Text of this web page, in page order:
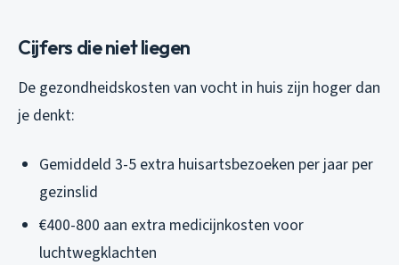
Cijfers die niet liegen
De gezondheidskosten van vocht in huis zijn hoger dan
je denkt:
Gemiddeld 3-5 extra huisartsbezoeken per jaar per
gezinslid
€400-800 aan extra medicijnkosten voor
luchtwegklachten